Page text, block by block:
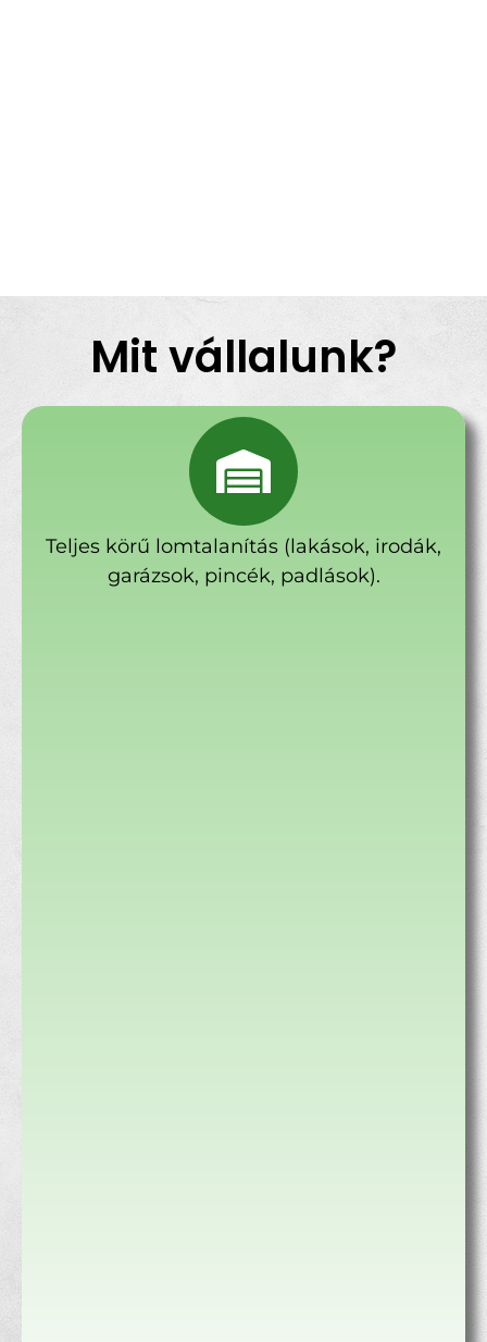
Mit vállalunk?
Teljes körű lomtalanítás (lakások, irodák,
garázsok, pincék, padlások).